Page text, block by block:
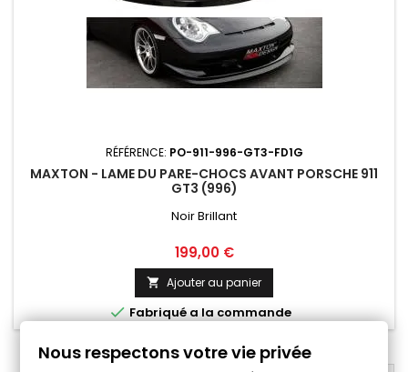
RÉFÉRENCE: PO-911-996-GT3-FD1G
MAXTON - LAME DU PARE-CHOCS AVANT PORSCHE 911
GT3 (996)
Noir Brillant
Prix
199,00 €
 Ajouter au panier
Fabriqué a la commande
Nous respectons votre vie privée